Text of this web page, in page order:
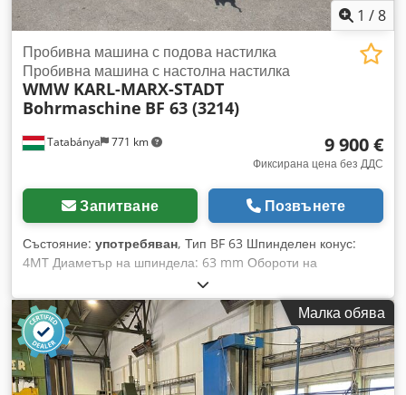
1 /8
Tatabánya 771 km
Пробивна машина с подова настилка
Пробивна машина с настолна настилка
WMW KARL-MARX-STADT
Bohrmaschine BF 63 (3214)
9 900 €
Фиксирана цена без ДДС
Запитване Позвънете
Състояние: употребяван, Тип BF 63 Шпинделен конус:
4MT Диаметър на шпиндела: 63 mm Обороти на
шпиндела: 8–1400 об./мин Размер на масата: 900 x 710
mm Ход на пробиване: 560 mm Максимално натоварване
на масата: 2000 kg Dodowrpy Rjpfx Ag Djkr Въртяща маса:
360 градуса
Малка обява